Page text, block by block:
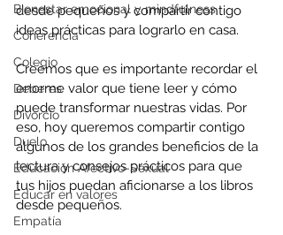
Bienestar emocional y mindfulness
Coherencia
Colegio
Deberes
Divorcio
Duelo
Educación Afectivo-Sexual
Educar en valores
Empatía
desde pequeños y compartir contigo
ideas prácticas para lograrlo en casa.
Creemos que es importante recordar el
enorme valor que tiene leer y cómo
puede transformar nuestras vidas. Por
eso, hoy queremos compartir contigo
algunos de los grandes beneficios de la
lectura y consejos prácticos para que
tus hijos puedan aficionarse a los libros
desde pequeños.